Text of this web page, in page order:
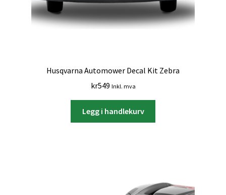
Husqvarna Automower Decal Kit Zebra
kr549 Inkl. mva
Legg i handlekurv